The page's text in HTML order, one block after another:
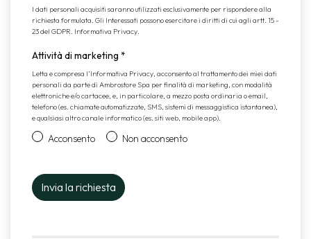
I dati personali acquisiti saranno utilizzati esclusivamente per rispondere alla
richiesta formulata. Gli Interessati possono esercitare i diritti di cui agli artt. 15 -
23 del GDPR. Informativa Privacy.
Attività di marketing *
Letta e compresa l’Informativa Privacy, acconsento al trattamento dei miei dati
personali da parte di Ambrostore Spa per finalità di marketing, con modalità
elettroniche e/o cartacee, e, in particolare, a mezzo posta ordinaria o email,
telefono (es. chiamate automatizzate, SMS, sistemi di messaggistica istantanea),
e qualsiasi altro canale informatico (es. siti web, mobile app).
Acconsento Non acconsento